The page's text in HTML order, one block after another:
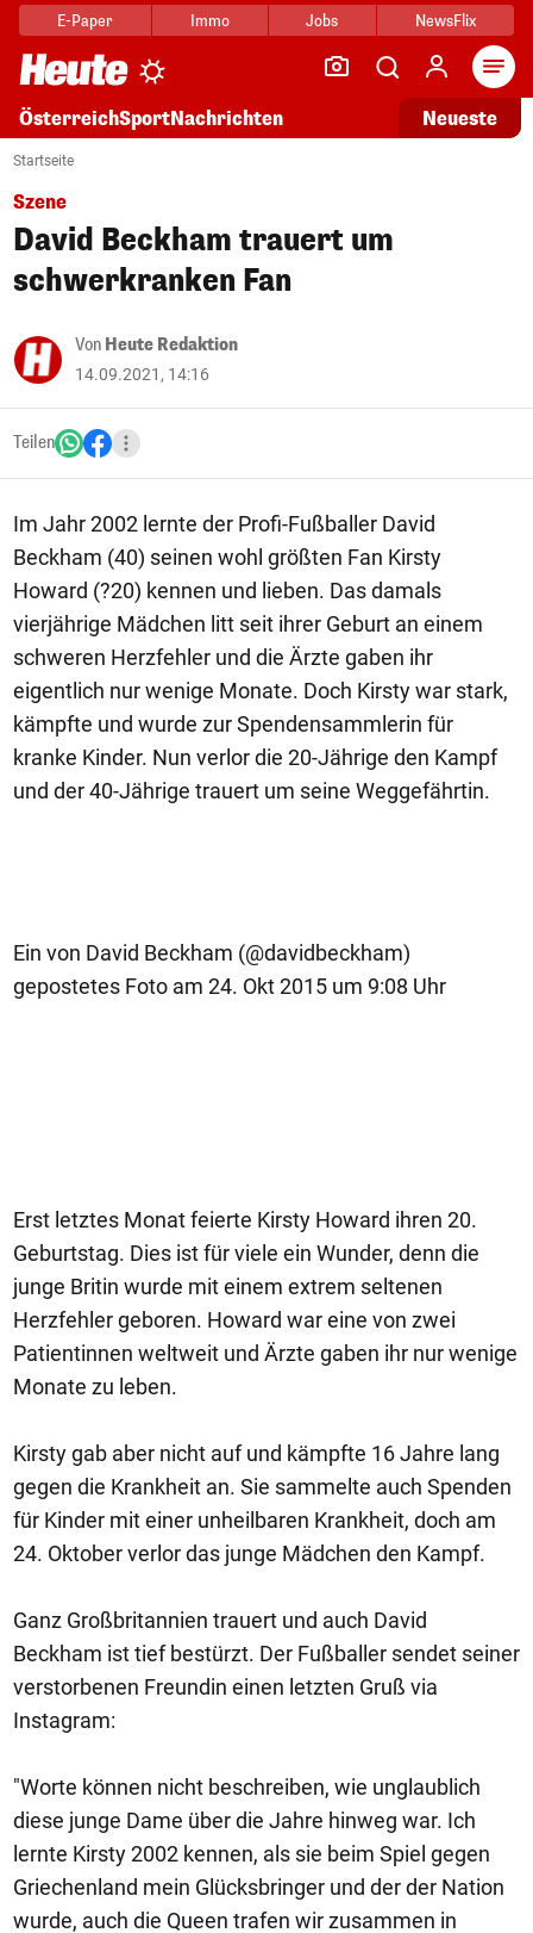
E-Paper Immo Jobs NewsFlix
ÖsterreichSportNachrichten Neueste
Startseite
Szene
David Beckham trauert um
schwerkranken Fan
Von Heute Redaktion
14.09.2021, 14:16
Teilen
Im Jahr 2002 lernte der Profi-Fußballer David
Beckham (40) seinen wohl größten Fan Kirsty
Howard (?20) kennen und lieben. Das damals
vierjährige Mädchen litt seit ihrer Geburt an einem
schweren Herzfehler und die Ärzte gaben ihr
eigentlich nur wenige Monate. Doch Kirsty war stark,
kämpfte und wurde zur Spendensammlerin für
kranke Kinder. Nun verlor die 20-Jährige den Kampf
und der 40-Jährige trauert um seine Weggefährtin.
Ein von David Beckham (@davidbeckham)
gepostetes Foto am 24. Okt 2015 um 9:08 Uhr
Erst letztes Monat feierte Kirsty Howard ihren 20.
Geburtstag. Dies ist für viele ein Wunder, denn die
junge Britin wurde mit einem extrem seltenen
Herzfehler geboren. Howard war eine von zwei
Patientinnen weltweit und Ärzte gaben ihr nur wenige
Monate zu leben.
Kirsty gab aber nicht auf und kämpfte 16 Jahre lang
gegen die Krankheit an. Sie sammelte auch Spenden
für Kinder mit einer unheilbaren Krankheit, doch am
24. Oktober verlor das junge Mädchen den Kampf.
Ganz Großbritannien trauert und auch David
Beckham ist tief bestürzt. Der Fußballer sendet seiner
verstorbenen Freundin einen letzten Gruß via
Instagram:
"Worte können nicht beschreiben, wie unglaublich
diese junge Dame über die Jahre hinweg war. Ich
lernte Kirsty 2002 kennen, als sie beim Spiel gegen
Griechenland mein Glücksbringer und der der Nation
wurde, auch die Queen trafen wir zusammen in